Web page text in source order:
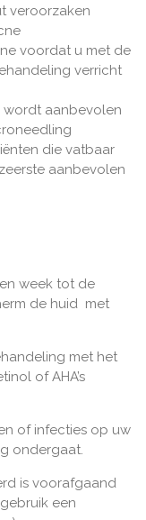
veroorzaken
voordat u met de
verricht
aanbevolen
die vatbaar
aanbevolen
week tot de
de huid met
met het
of AHA’s
of infecties op uw
ondergaat.
is voorafgaand
een